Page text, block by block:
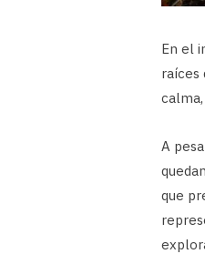
En el
raíces
A
que